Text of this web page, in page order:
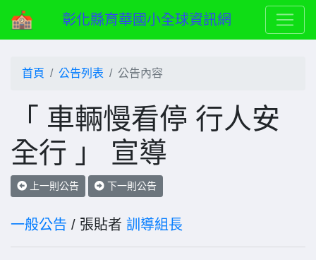
彰化縣育華國小全球資訊網
首頁 公告列表 公告內容
「 車輛慢看停 行人安
全行 」 宣導
上一則公告 下一則公告
一般公告 / 張貼者 訓導組長